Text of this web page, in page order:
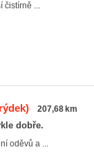
čistírně ...
207,68 km
dobře.
oděvů a ...